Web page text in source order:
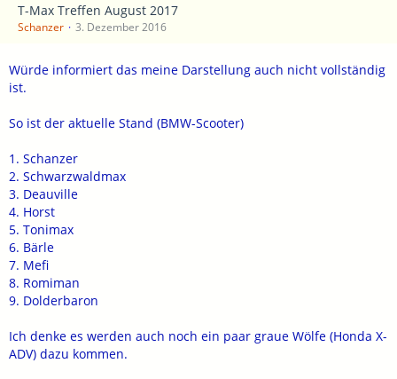
T-Max Treffen August 2017
Schanzer 3. Dezember 2016
Würde informiert das meine Darstellung auch nicht vollständig
ist.
So ist der aktuelle Stand (BMW-Scooter)
1. Schanzer
2. Schwarzwaldmax
3. Deauville
4. Horst
5. Tonimax
6. Bärle
7. Mefi
8. Romiman
9. Dolderbaron
Ich denke es werden auch noch ein paar graue Wölfe (Honda X-
ADV) dazu kommen.